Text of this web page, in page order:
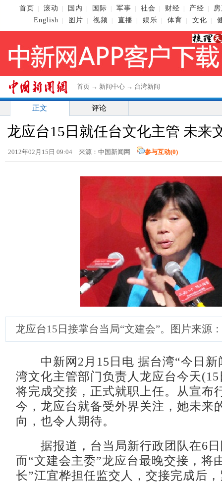
首页 滚动 国内 国际 军事 社会 财经 产经
English
图片 视频 直播 娱乐 体育 文化
首页 → 新闻中心 → 台湾新闻
正文 评论
龙应台15日就任台文化主管 未来
2012年02月15日 09:04 来源：中国新闻网 参与互动(0)
龙应台15日接掌台当局“文建会”。图片来源
中新网2月15日电 据台湾“今日新
湾文化主管部门负责人龙应台今天
将完成交接，正式就职上任。从宣布
今，龙应台就备受外界关注，她未来
向，也令人期待。
据报道，台当局新行政团队在6日
而“文建会主委”龙应台最晚交接，将
长”江宜桦担任监交人，交接完成后